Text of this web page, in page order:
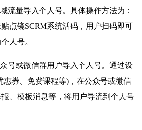
量导入个人号。具体操作方法为：
点镜SCRM系统活码，用户扫码即可
人号。
或微信群用户导入个人号。通过设
惠券、免费课程等)，在公众号或微信
、模板消息等，将用户导流到个人号